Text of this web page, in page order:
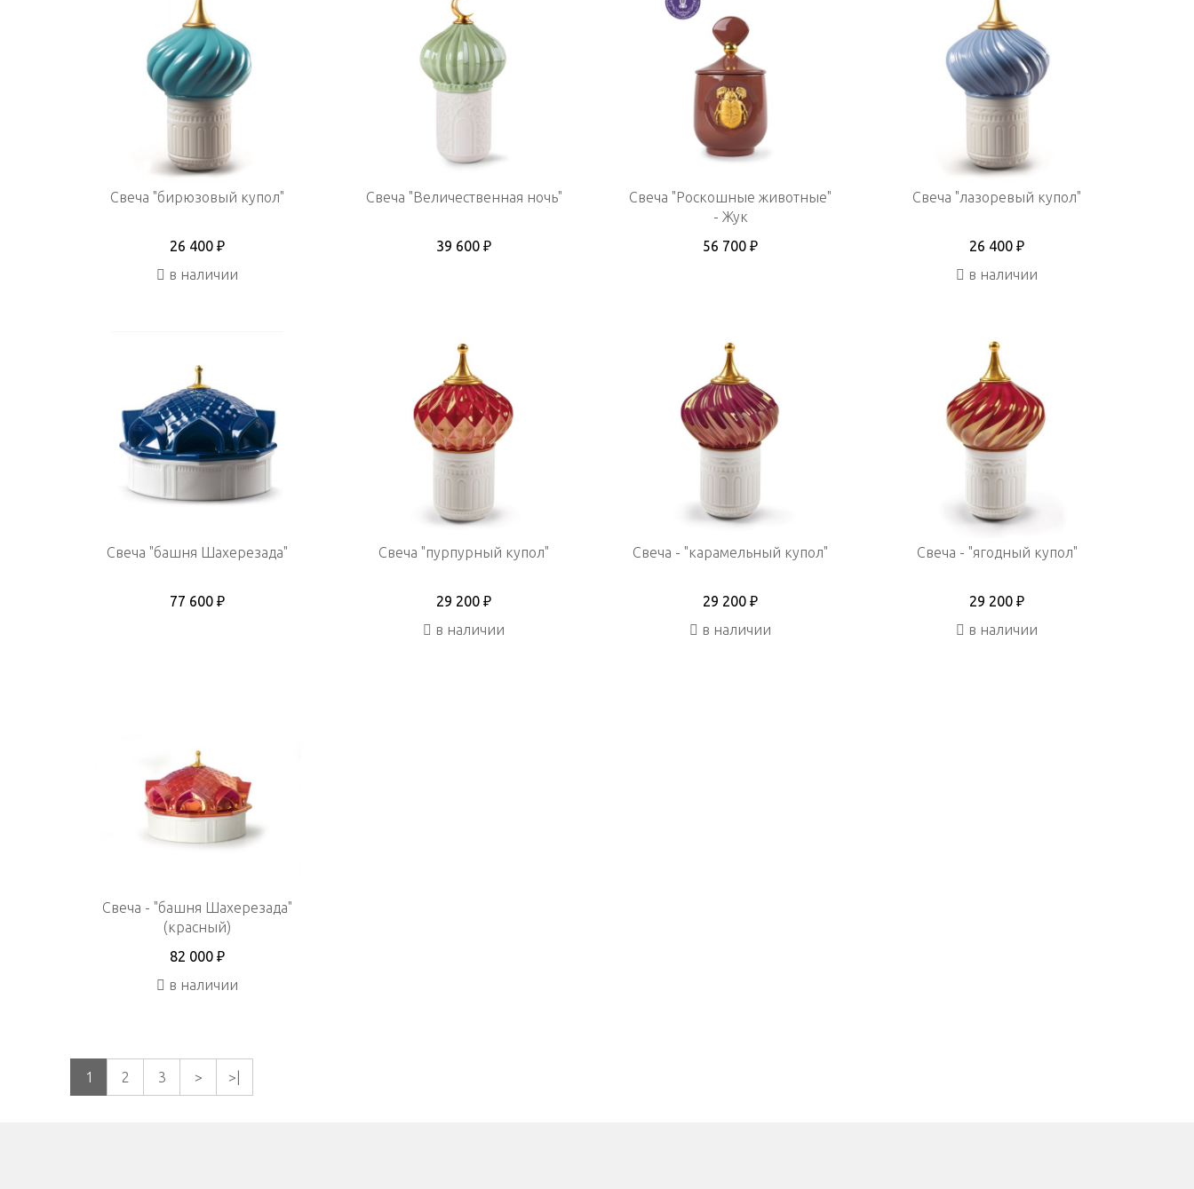
Свеча "бирюзовый купол"
26 400 ₽
в наличии
Свеча "Величественная ночь"
39 600 ₽
Свеча "Роскошные животные"
- Жук
56 700 ₽
Свеча "лазоревый купол"
26 400 ₽
в наличии
Свеча "башня Шахерезада"
77 600 ₽
Свеча "пурпурный купол"
29 200 ₽
в наличии
Свеча - "карамельный купол"
29 200 ₽
в наличии
Свеча - "ягодный купол"
29 200 ₽
в наличии
Свеча - "башня Шахерезада"
(красный)
82 000 ₽
в наличии
1 2 3 > >|